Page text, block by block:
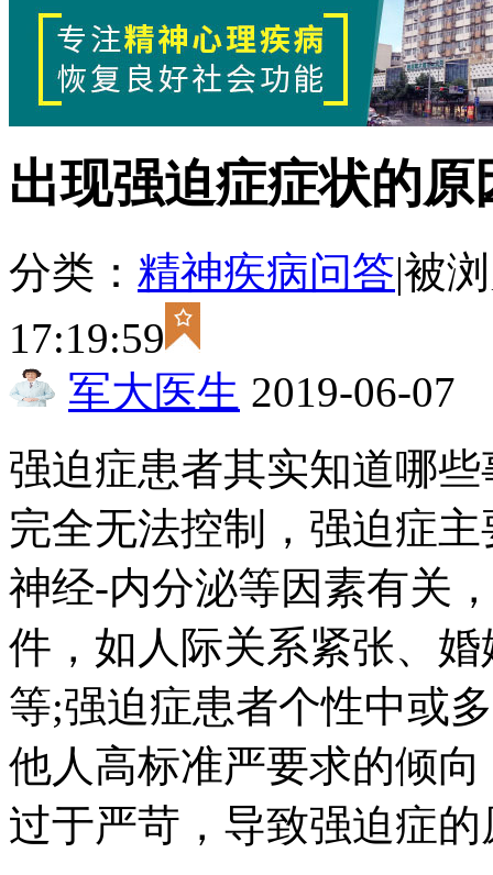
出现强迫症症状的原
分类： 精神疾病问答|被
17:19:59
军大医生 2019-06-07
强迫症患者其实知道哪
完全无法控制，强迫症
神经-内分泌等因素有关
件，如人际关系紧张、
等;强迫症患者个性中或
他人高标准严要求的倾
过于严苛，导致强迫症